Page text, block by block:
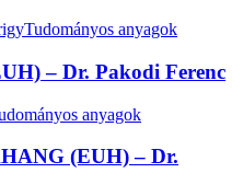
Tudományos anyagok
– Dr. Pakodi Ferenc
anyagok
(EUH) – Dr.